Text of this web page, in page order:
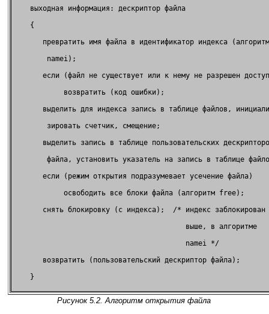
выходная информация: дескриптор
превратить имя файла в идентификатор индекса
если (файл не существует или к нему не разрешен
возвратить (код
выделить для индекса запись в таблице файлов,
зировать счетчик,
выделить запись в таблице пользовательских
файла, установить указатель на запись в таблице
если (режим открытия подразумевает усечение
освободить все блоки файла (алгоритм
снять блокировку (с индекса);  /* индекс
выше, в
namei
возвратить (пользовательский дескриптор
Рисунок 5.2. Алгоритм открытия файла